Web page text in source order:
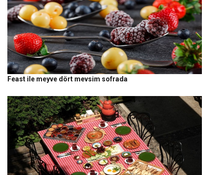
Feast ile meyve dört mevsim sofrada